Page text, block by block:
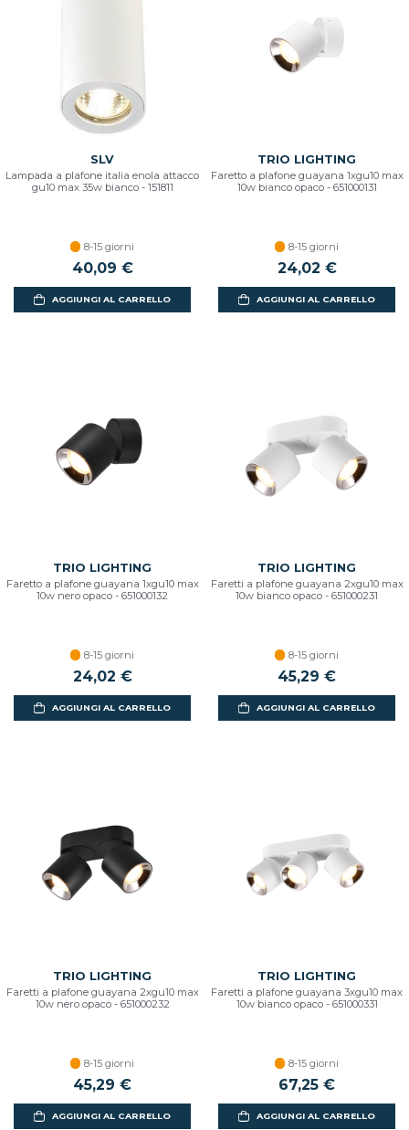
SLV
Lampada a plafone italia enola attacco
gu10 max 35w bianco - 151811
8-15 giorni
40,09 €
AGGIUNGI AL CARRELLO
TRIO LIGHTING
Faretto a plafone guayana 1xgu10 max
10w bianco opaco - 651000131
8-15 giorni
24,02 €
AGGIUNGI AL CARRELLO
TRIO LIGHTING
Faretto a plafone guayana 1xgu10 max
10w nero opaco - 651000132
8-15 giorni
24,02 €
AGGIUNGI AL CARRELLO
TRIO LIGHTING
Faretti a plafone guayana 2xgu10 max
10w bianco opaco - 651000231
8-15 giorni
45,29 €
AGGIUNGI AL CARRELLO
TRIO LIGHTING
Faretti a plafone guayana 2xgu10 max
10w nero opaco - 651000232
8-15 giorni
45,29 €
AGGIUNGI AL CARRELLO
TRIO LIGHTING
Faretti a plafone guayana 3xgu10 max
10w bianco opaco - 651000331
8-15 giorni
67,25 €
AGGIUNGI AL CARRELLO